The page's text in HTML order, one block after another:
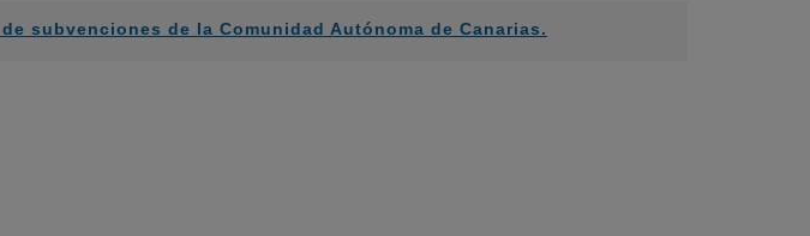
subvenciones de la Comunidad Autónoma de Canarias.